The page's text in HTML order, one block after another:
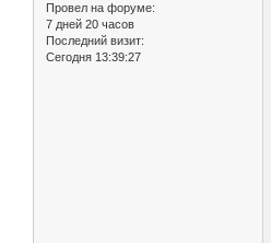
Провел на форуме:
7 дней 20 часов
Последний визит:
Сегодня 13:39:27